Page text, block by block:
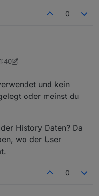
0
auch ausgeschlossen,
er oberhalb 500 Watt
hat.
der keine Logs anlegt?
innerhalb von
und kein
oder meinst du
History Daten? Da
wo der User
0